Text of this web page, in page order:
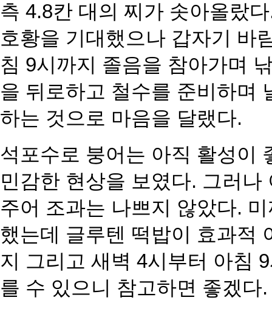
측 4.8칸 대의 찌가 솟아올랐
호황을 기대했으나 갑자기 바
침 9시까지 졸음을 참아가며
을 뒤로하고 철수를 준비하며
하는 것으로 마음을 달랬다.
석포수로 붕어는 아직 활성이
민감한 현상을 보였다. 그러
주어 조과는 나쁘지 않았다.
했는데 글루텐 떡밥이 효과적
지 그리고 새벽 4시부터 아침
를 수 있으니 참고하면 좋겠다.